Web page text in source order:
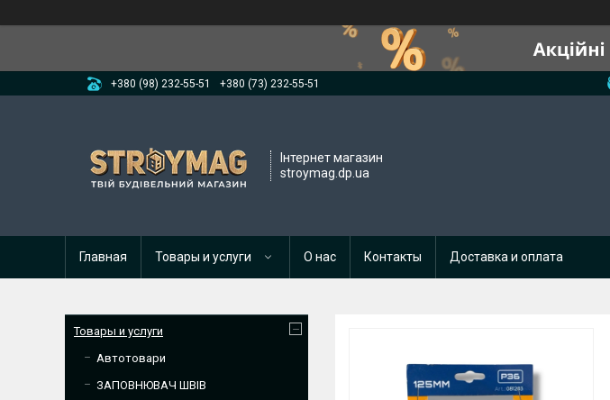
+380 (98) 232-55-51 +380 (73) 232-55-51
Інтернет магазин
stroymag.dp.ua
Главная Товары и услуги О нас Контакты Доставка и оплата
Товары и услуги
Автотовари
ЗАПОВНЮВАЧ ШВІВ